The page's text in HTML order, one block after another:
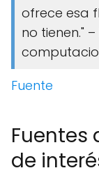
ofrece esa
no tienen."
Fuente
Fuentes
de